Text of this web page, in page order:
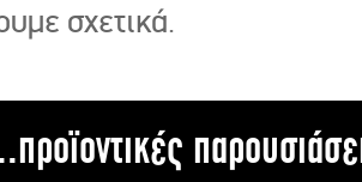
σχετικά.